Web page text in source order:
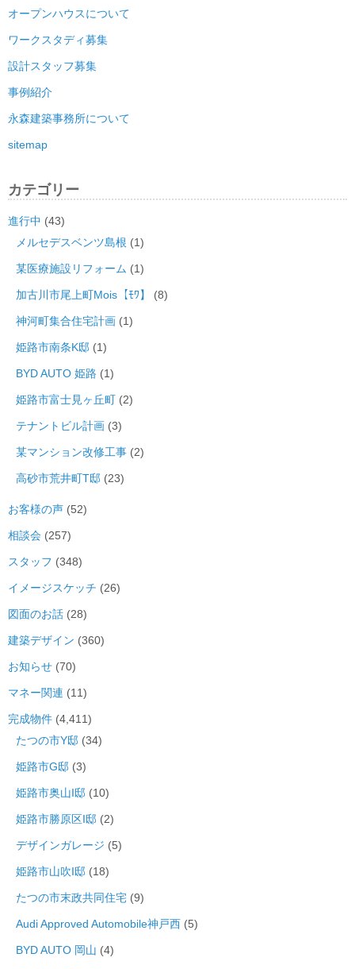
オープンハウスについて
ワークスタディ募集
設計スタッフ募集
事例紹介
永森建築事務所について
sitemap
カテゴリー
進行中 (43)
メルセデスベンツ島根 (1)
某医療施設リフォーム (1)
加古川市尾上町Mois【ﾓﾜ】 (8)
神河町集合住宅計画 (1)
姫路市南条K邸 (1)
BYD AUTO 姫路 (1)
姫路市富士見ヶ丘町 (2)
テナントビル計画 (3)
某マンション改修工事 (2)
高砂市荒井町T邸 (23)
お客様の声 (52)
相談会 (257)
スタッフ (348)
イメージスケッチ (26)
図面のお話 (28)
建築デザイン (360)
お知らせ (70)
マネー関連 (11)
完成物件 (4,411)
たつの市Y邸 (34)
姫路市G邸 (3)
姫路市奥山I邸 (10)
姫路市勝原区I邸 (2)
デザインガレージ (5)
姫路市山吹I邸 (18)
たつの市末政共同住宅 (9)
Audi Approved Automobile神戸西 (5)
BYD AUTO 岡山 (4)